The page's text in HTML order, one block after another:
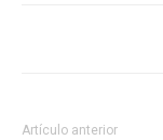
Artículo anterior